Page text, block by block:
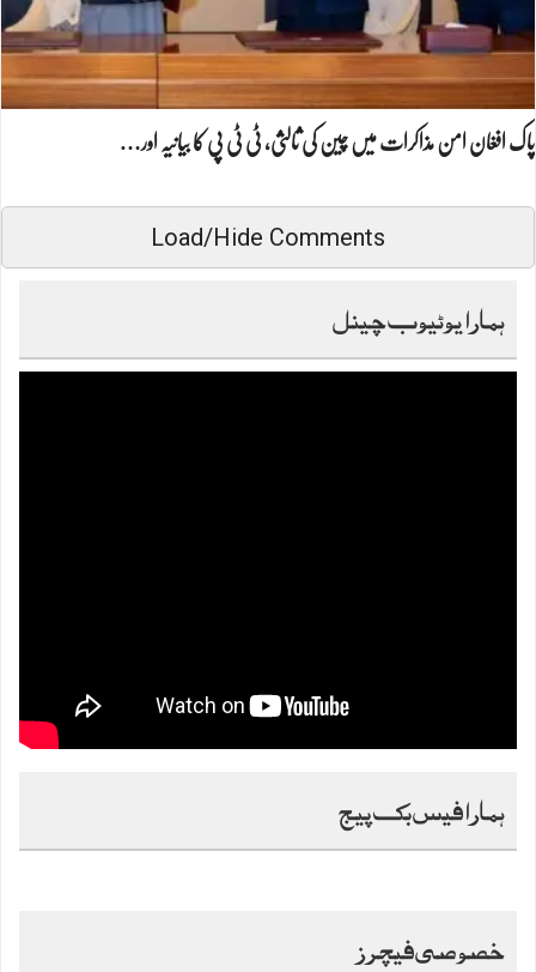
پاک افغان امن مذاکرات میں چین کی ثالثی، ٹی ٹی پی کا بیانیہ اور…
Load/Hide Comments
ہمارا یوٹیوب چینل
ہمارا فیس بک پیج
خصوصی فیچرز